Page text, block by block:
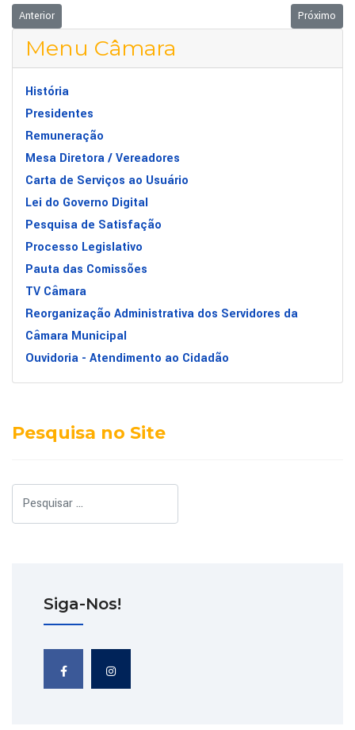
Artigo anterior: Audiência Pública discutiu transportes de alunos da zona
Anterior Próximo
Próximo
Menu Câmara
História
Presidentes
Remuneração
Mesa Diretora / Vereadores
Carta de Serviços ao Usuário
Lei do Governo Digital
Pesquisa de Satisfação
Processo Legislativo
Pauta das Comissões
TV Câmara
Reorganização Administrativa dos Servidores da
Câmara Municipal
Ouvidoria - Atendimento ao Cidadão
Pesquisa no Site
Pesquisar
Siga-Nos!